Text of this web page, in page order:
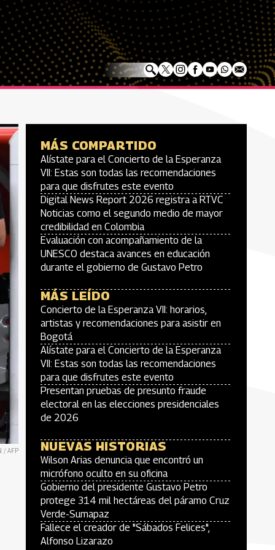
/ AFP
MÁS COMPARTIDO
Alístate para el Concierto de la Esperanza
VII: Estas son todas las recomendaciones
para que disfrutes este evento
Digital News Report 2026 registra a RTVC
Noticias como el segundo medio de mayor
credibilidad en Colombia
Evaluación con acompañamiento de la
UNESCO destaca avances en educación
durante el gobierno de Gustavo Petro
MÁS LEÍDO
Concierto de la Esperanza VII: horarios,
artistas y recomendaciones para asistir en
Bogotá
Alístate para el Concierto de la Esperanza
VII: Estas son todas las recomendaciones
para que disfrutes este evento
Presentan pruebas de presunto fraude
electoral en las elecciones presidenciales
de 2026
NUEVAS HISTORIAS
Wilson Arias denuncia que encontró un
micrófono oculto en su oficina
Gobierno del presidente Gustavo Petro
protege 314 mil hectáreas del páramo Cruz
Verde-Sumapaz
Fallece el creador de "Sábados Felices",
Alfonso Lizarazo